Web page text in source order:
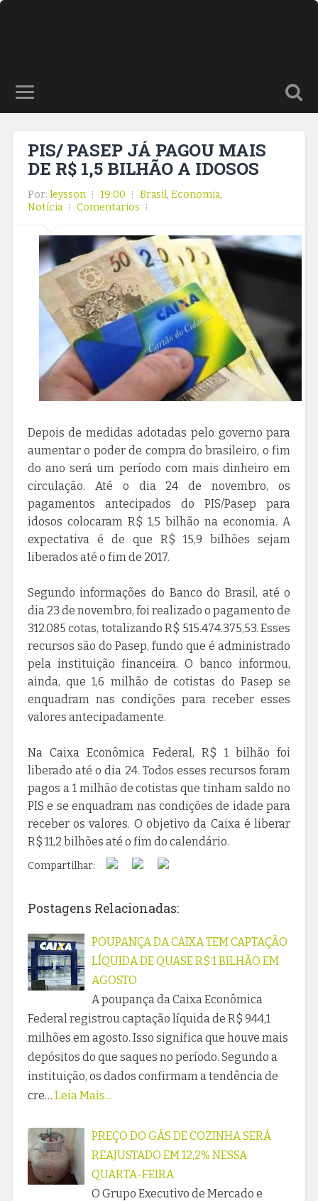
PIS/ PASEP JÁ PAGOU MAIS
DE R$ 1,5 BILHÃO A IDOSOS
Por: leysson 19:00 Brasil, Economia,
Notícia
Comentarios
Depois de medidas adotadas pelo governo para
aumentar o poder de compra do brasileiro, o fim
do ano será um período com mais dinheiro em
circulação. Até o dia 24 de novembro, os
pagamentos antecipados do PIS/Pasep para
idosos colocaram R$ 1,5 bilhão na economia. A
expectativa é de que R$ 15,9 bilhões sejam
liberados até o fim de 2017.
Segundo informações do Banco do Brasil, até o
dia 23 de novembro, foi realizado o pagamento de
312.085 cotas, totalizando R$ 515.474.375,53. Esses
recursos são do Pasep, fundo que é administrado
pela instituição financeira. O banco informou,
ainda, que 1,6 milhão de cotistas do Pasep se
enquadram nas condições para receber esses
valores antecipadamente.
Na Caixa Econômica Federal, R$ 1 bilhão foi
liberado até o dia 24. Todos esses recursos foram
pagos a 1 milhão de cotistas que tinham saldo no
PIS e se enquadram nas condições de idade para
receber os valores. O objetivo da Caixa é liberar
R$ 11,2 bilhões até o fim do calendário.
Compartilhar:
Postagens Relacionadas:
POUPANÇA DA CAIXA TEM CAPTAÇÃO
LÍQUIDA DE QUASE R$ 1 BILHÃO EM
AGOSTO
A poupança da Caixa Econômica
Federal registrou captação líquida de R$ 944,1
milhões em agosto. Isso significa que houve mais
depósitos do que saques no período. Segundo a
instituição, os dados confirmam a tendência de
cre… Leia Mais...
PREÇO DO GÁS DE COZINHA SERÁ
REAJUSTADO EM 12,2% NESSA
QUARTA-FEIRA
O Grupo Executivo de Mercado e